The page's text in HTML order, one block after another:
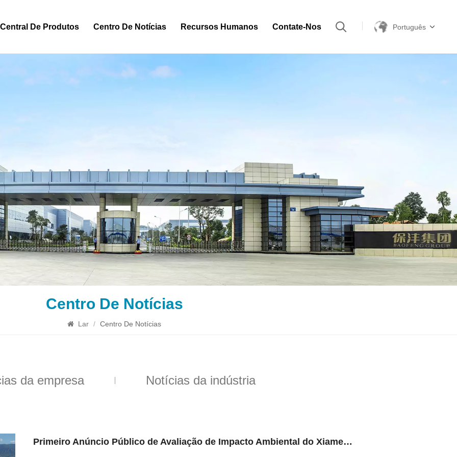
Central De Produtos Centro De Notícias Recursos Humanos Contate-Nos Português
Centro De Notícias
Lar / Centro De Notícias
da empresa Notícias da indústria
Primeiro Anúncio Público de Avaliação de Impacto Ambiental do Xiamen Baofeng Group (Hubei) Co., Ltd Projeto de Processamento e Produção de Alumínio Easy-Open-End